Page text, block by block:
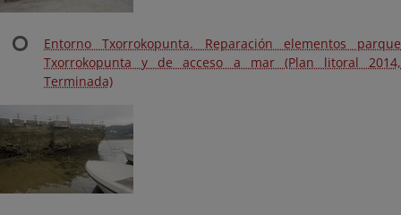
Entorno Txorrokopunta. Reparación elementos parque
Txorrokopunta y de acceso a mar (Plan litoral 2014,
Terminada)